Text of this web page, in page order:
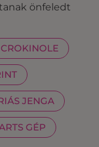
önfeledt
CROKINOLE
JENGA
GÉP